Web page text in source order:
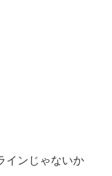
インじゃないか